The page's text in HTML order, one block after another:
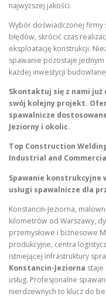
najwyższej jakości.
Wybór doświadczonej firmy
błędów, skrócić czas
eksploatację konstrukcji.
spawanie pozostaje
każdej inwestycji
Skontaktuj się z nami już
swój kolejny projekt.
spawalnicze
Jeziorny i okolic.
Top Construction
Industrial and
Spawanie konstrukcyjne
usługi spawalnicze dla
Konstancin-Jeziorna,
kilometrów od Warszawy,
przemysłowe i biznesowe
produkcyjne, centra
istniejącej infrastruktury
Konstancin-Jeziorna staje
usług. Profesjonalne
nierdzewnych to klucz do